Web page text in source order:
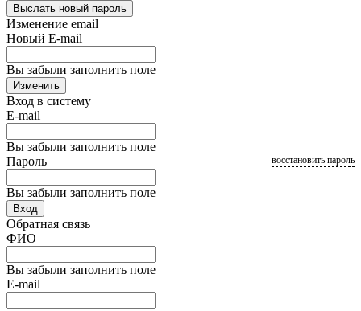
Выслать новый пароль
Изменение email
Новый E-mail
Вы забыли заполнить поле
Изменить
Вход в систему
E-mail
Вы забыли заполнить поле
Пароль
Вы забыли заполнить поле
восстановить пароль
Вход
Обратная связь
ФИО
Вы забыли заполнить поле
E-mail